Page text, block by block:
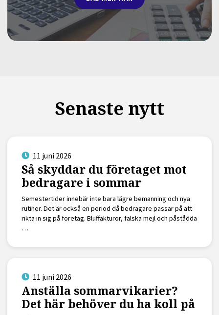
Senaste nytt
11 juni 2026
Så skyddar du företaget mot
bedragare i sommar
Semestertider innebär inte bara lägre bemanning och nya
rutiner. Det är också en period då bedragare passar på att
rikta in sig på företag. Bluffakturor, falska mejl och påstådda
…
11 juni 2026
Anställa sommarvikarier?
Det här behöver du ha koll på